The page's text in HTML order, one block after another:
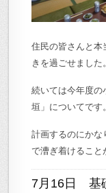
住民の皆さんと本
きを過ごせました。
続いては今年度の
垣」についてです。
計画するのにかな
で漕ぎ着けること
7月16日 基